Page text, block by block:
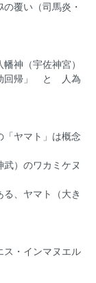
覆い（司馬炎・
神（宇佐神宮）
劫回帰」 と 人為
ヤマト」は概念
）のワカミケヌ
、ヤマト（大き
ス・インマヌエル